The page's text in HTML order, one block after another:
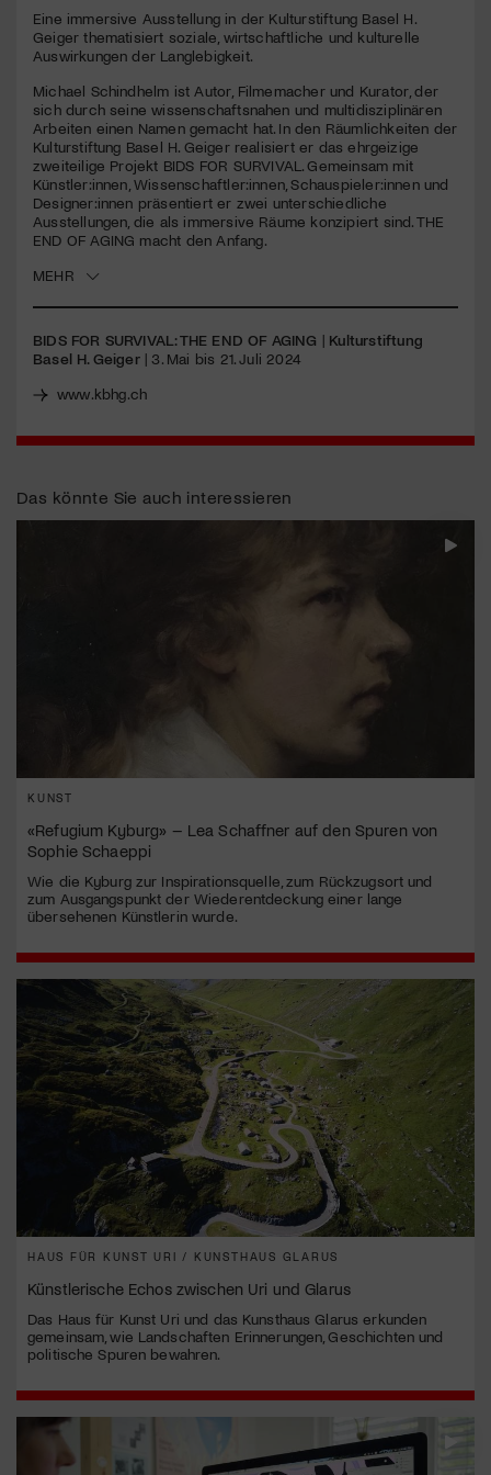
seconds
Eine immersive Ausstellung in der Kulturstiftung Basel H.
Geiger thematisiert soziale, wirtschaftliche und kulturelle
Auswirkungen der Langlebigkeit.
Michael Schindhelm ist Autor, Filmemacher und Kurator, der
sich durch seine wissenschaftsnahen und multidisziplinären
Arbeiten einen Namen gemacht hat. In den Räumlichkeiten der
Kulturstiftung Basel H. Geiger realisiert er das ehrgeizige
zweiteilige Projekt BIDS FOR SURVIVAL . Gemeinsam mit
Künstler:innen, Wissenschaftler:innen, Schauspieler:innen und
Designer:innen präsentiert er zwei unterschiedliche
Ausstellungen, die als immersive Räume konzipiert sind.THE
END OF AGING macht den Anfang.
MEHR
BIDS FOR SURVIVAL: THE END OF AGING | Kulturstiftung
Basel H. Geiger| 3. Mai bis 21. Juli 2024
www.kbhg.ch
Das könnte Sie auch interessieren
KUNST
«Refugium Kyburg» – Lea Schaffner auf den Spuren von
Sophie Schaeppi
Wie die Kyburg zur Inspirationsquelle, zum Rückzugsort und
zum Ausgangspunkt der Wiederentdeckung einer lange
übersehenen Künstlerin wurde.
HAUS FÜR KUNST URI / KUNSTHAUS GLARUS
Künstlerische Echos zwischen Uri und Glarus
Das Haus für Kunst Uri und das Kunsthaus Glarus erkunden
gemeinsam, wie Landschaften Erinnerungen, Geschichten und
politische Spuren bewahren.
Jetzt Mitglied werden